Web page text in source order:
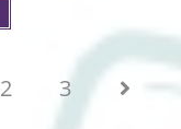
2 3